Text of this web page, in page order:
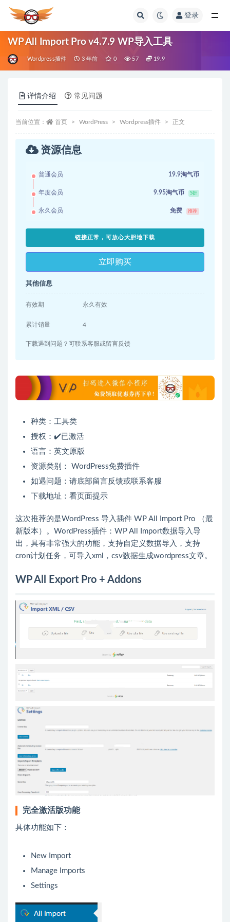
登录
WP All Import Pro v4.7.9 WP导入工具
Wordpress插件 3 年前 0 57 19.9
详情介绍 常见问题
当前位置： 首页 WordPress Wordpress插件 正文
资源信息
普通会员 19.9淘气币
年度会员 9.95淘气币 5折
永久会员 免费 推荐
链接正常，可放心大胆地下载
立即购买
其他信息
有效期 永久有效
累计销量 4
下载遇到问题？可联系客服或留言反馈
种类：工具类
授权：✔️已激活
语言：英文原版
资源类别： WordPress免费插件
如遇问题：请底部留言反馈或联系客服
下载地址：看页面提示
这次推荐的是WordPress 导入插件 WP All Import Pro （最
新版本）。WordPress插件：WP All Import数据导入导
出，具有非常强大的功能，支持自定义数据导入，支持
cron计划任务，可导入xml，csv数据生成wordpress文章。
WP All Export Pro + Addons
完全激活版功能
具体功能如下：
New Import
Manage Imports
Settings